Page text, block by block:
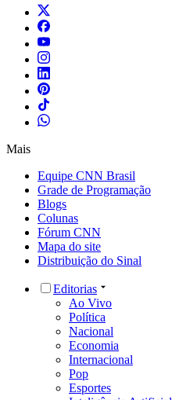
Mais
Equipe CNN Brasil
Grade de Programação
Blogs
Colunas
Fórum CNN
Mapa do site
Distribuição do Sinal
Editorias
Ao Vivo
Política
Nacional
Economia
Internacional
Pop
Esportes